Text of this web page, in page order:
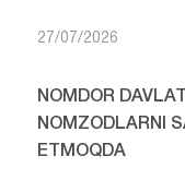
27/07/2026
NOMDOR
NOMZODLARNI
ETMOQDA